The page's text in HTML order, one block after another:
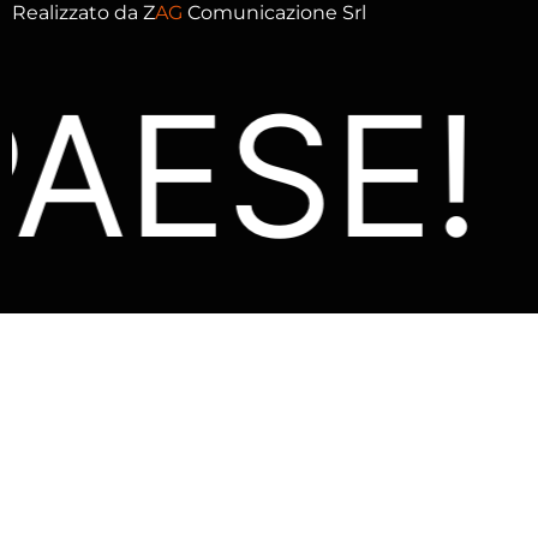
Realizzato da ZAG Comunicazione Srl